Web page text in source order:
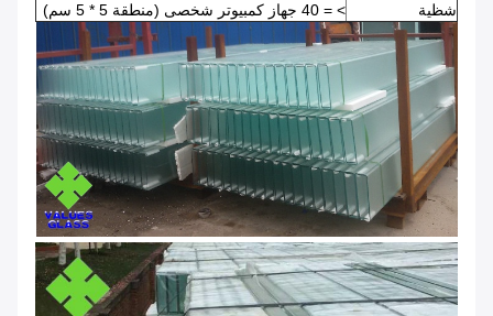
شظية
> = 40 جهاز كمبيوتر شخصى (منطقة 5 * 5 سم)